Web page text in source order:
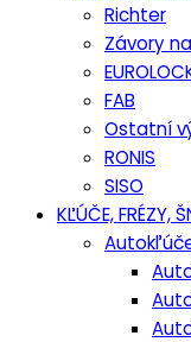
Richter
Závory
FAB
Ostatní
RONIS
SISO
KĽÚČE, FRÉZY,
Autokľúče